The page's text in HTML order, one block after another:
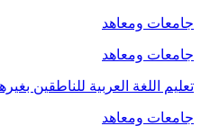
جامعات ومعاهد
جامعات ومعاهد
تعليم اللغة العربية للناطقين
جامعات ومعاهد